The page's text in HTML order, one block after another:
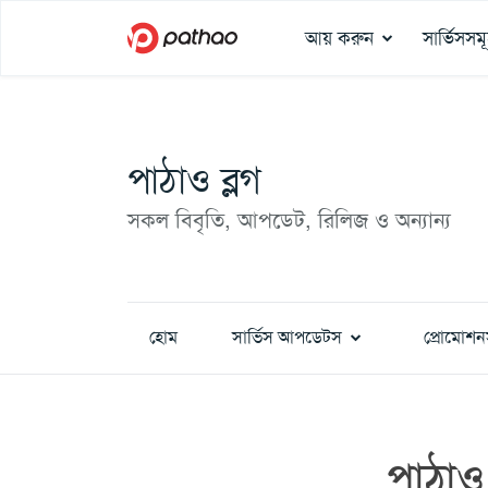
আয় করুন
পাঠাও ব্লগ
সকল বিবৃতি, আপডেট, রিলিজ ও অন্যান্য
হোম সার্ভিস আপডেটস